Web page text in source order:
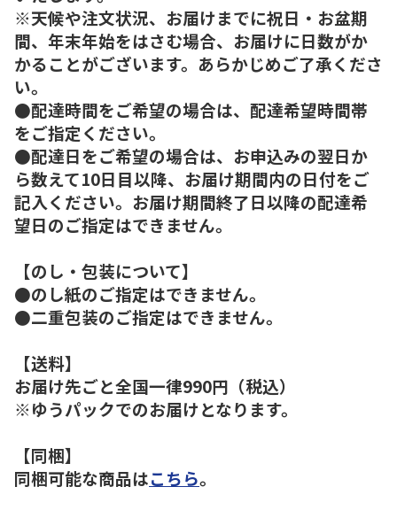
※天候や注文状況、お届けまでに祝日・お盆期
間、年末年始をはさむ場合、お届けに日数がか
かることがございます。あらかじめご了承くださ
い。
●配達時間をご希望の場合は、配達希望時間帯
をご指定ください。
●配達日をご希望の場合は、お申込みの翌日か
ら数えて10日目以降、お届け期間内の日付をご
記入ください。お届け期間終了日以降の配達希
望日のご指定はできません。
【のし・包装について】
●のし紙のご指定はできません。
●二重包装のご指定はできません。
【送料】
お届け先ごと全国一律990円（税込）
※ゆうパックでのお届けとなります。
【同梱】
同梱可能な商品はこちら。